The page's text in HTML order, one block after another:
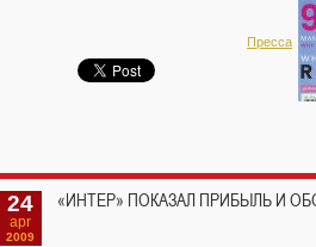
Пресса
24
apr
2009
«ИНТЕР» ПОКАЗАЛ ПРИБЫЛЬ И